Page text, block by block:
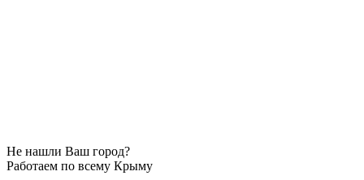
Не нашли Ваш город?
Работаем по всему Крыму